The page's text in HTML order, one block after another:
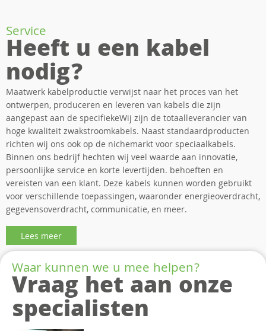
Service
Heeft u een kabel
nodig?
Maatwerk kabelproductie verwijst naar het proces van het
ontwerpen, produceren en leveren van kabels die zijn
aangepast aan de specifiekeWij zijn de totaalleverancier van
hoge kwaliteit zwakstroomkabels. Naast standaardproducten
richten wij ons ook op de nichemarkt voor speciaalkabels.
Binnen ons bedrijf hechten wij veel waarde aan innovatie,
persoonlijke service en korte levertijden. behoeften en
vereisten van een klant. Deze kabels kunnen worden gebruikt
voor verschillende toepassingen, waaronder energieoverdracht,
gegevensoverdracht, communicatie, en meer.
Lees meer
Waar kunnen we u mee helpen?
Vraag het aan onze
specialisten